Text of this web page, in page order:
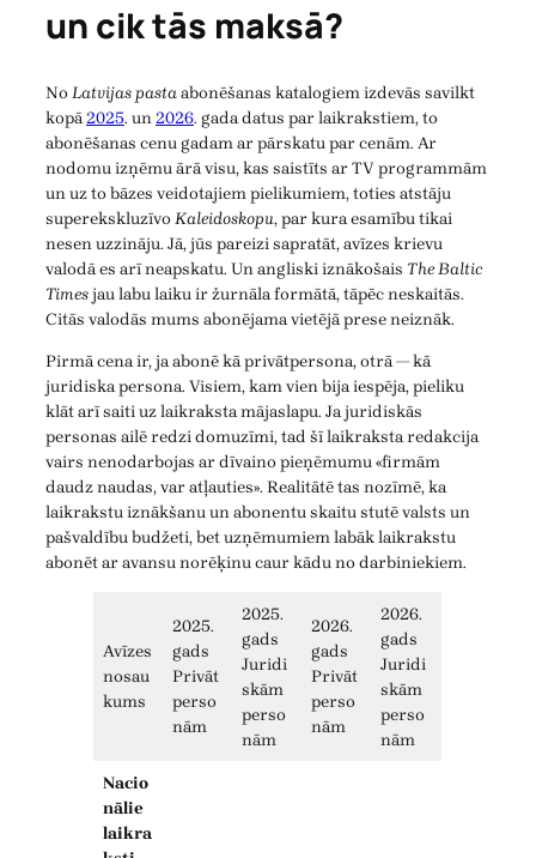
un cik tās maksā?
NoLatvijas pastaabonēšanas katalogiem izdevās savilkt
kopā2025. un2026. gada datus par laikrakstiem, to
abonēšanas cenu gadam ar pārskatu par cenām. Ar
nodomu izņēmu ārā visu, kas saistīts ar TV programmām
un uz to bāzes veidotajiem pielikumiem, toties atstāju
superekskluzīvoKaleidoskopu, par kura esamību tikai
nesen uzzināju. Jā, jūs pareizi sapratāt, avīzes krievu
valodā es arī neapskatu. Un angliski iznākošais The Baltic
Timesjau labu laiku ir žurnāla formātā, tāpēc neskaitās.
Citās valodās mums abonējama vietējā prese neiznāk.
Pirmā cena ir, ja abonē kā privātpersona, otrā — kā
juridiska persona. Visiem, kam vien bija iespēja, pieliku
klāt arī saiti uz laikraksta mājaslapu. Ja juridiskās
personas ailē redzi domuzīmi, tad šī laikraksta redakcija
vairs nenodarbojas ar dīvaino pieņēmumu «firmām
daudz naudas, var atļauties». Realitātē tas nozīmē, ka
laikrakstu iznākšanu un abonentu skaitu stutē valsts un
pašvaldību budžeti, bet uzņēmumiem labāk laikrakstu
abonēt ar avansu norēķinu caur kādu no darbiniekiem.
Avīzes
nosau
kums
2025.
gads
Privāt
perso
nām
2025.
gads
Juridi
skām
perso
nām
2026.
gads
Privāt
perso
nām
2026.
gads
Juridi
skām
perso
nām
Nacio
nālie
laikra